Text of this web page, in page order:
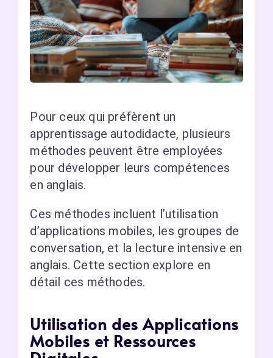
Pour ceux qui préfèrent un
apprentissage autodidacte, plusieurs
méthodes peuvent être employées
pour développer leurs compétences
en anglais.
Ces méthodes incluent l’utilisation
d’applications mobiles, les groupes de
conversation, et la lecture intensive en
anglais. Cette section explore en
détail ces méthodes.
Utilisation des Applications
Mobiles et Ressources